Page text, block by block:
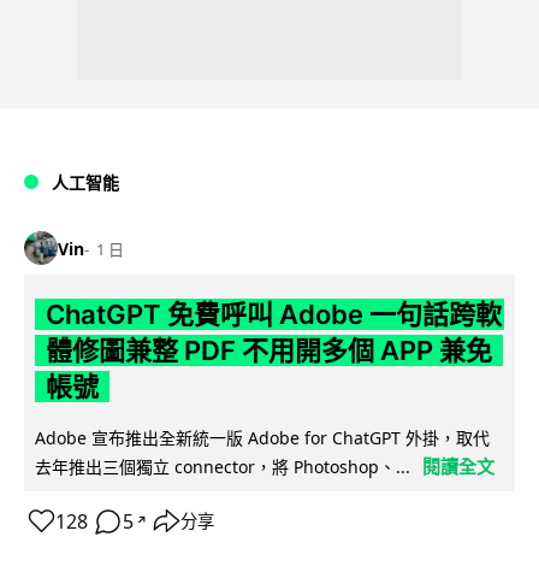
人工智能
Vin 1 日
ChatGPT 免費呼叫 Adobe 一句話跨軟
體修圖兼整 PDF 不用開多個 APP 兼免
帳號
Adobe 宣布推出全新統一版 Adobe for ChatGPT 外掛，取代
去年推出三個獨立 connector，將 Photoshop、...
閱讀全文
128 5 ↗ 分享